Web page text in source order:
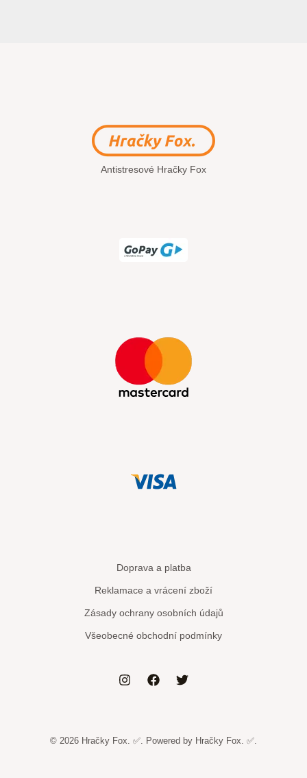
Antistresové Hračky Fox
Doprava a platba
Reklamace a vrácení zboží
Zásady ochrany osobních údajů
Všeobecné obchodní podmínky
© 2026 Hračky Fox. ✅. Powered by Hračky Fox. ✅.